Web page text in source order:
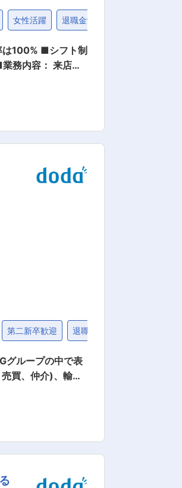
女性活躍 退職金制度
は100% ■シフト制
更/乗り換え/新規
、使用中のお困り
外勤務手当 ・通
・女性活躍推進
第二新卒歓迎 退職金制度
グループの中で表
属となります。 ■
・部員の労務管
(各人のスキルによ